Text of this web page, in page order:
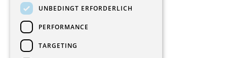
Kultur - Sport - Freizeit
Industrie - Handwerk
Transport und Parkplätze
Diverse Bauten
UNBEDINGT ERFORDERLICH
PERFORMANCE
TARGETING